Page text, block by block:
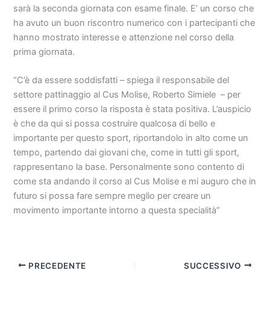
sarà la seconda giornata con esame finale. E’ un corso che
ha avuto un buon riscontro numerico con i partecipanti che
hanno mostrato interesse e attenzione nel corso della
prima giornata.
“C’è da essere soddisfatti – spiega il responsabile del
settore pattinaggio al Cus Molise, Roberto Simiele – per
essere il primo corso la risposta è stata positiva. L’auspicio
è che da qui si possa costruire qualcosa di bello e
importante per questo sport, riportandolo in alto come un
tempo, partendo dai giovani che, come in tutti gli sport,
rappresentano la base. Personalmente sono contento di
come sta andando il corso al Cus Molise e mi auguro che in
futuro si possa fare sempre meglio per creare un
movimento importante intorno a questa specialità”
PRECEDENTE SUCCESSIVO